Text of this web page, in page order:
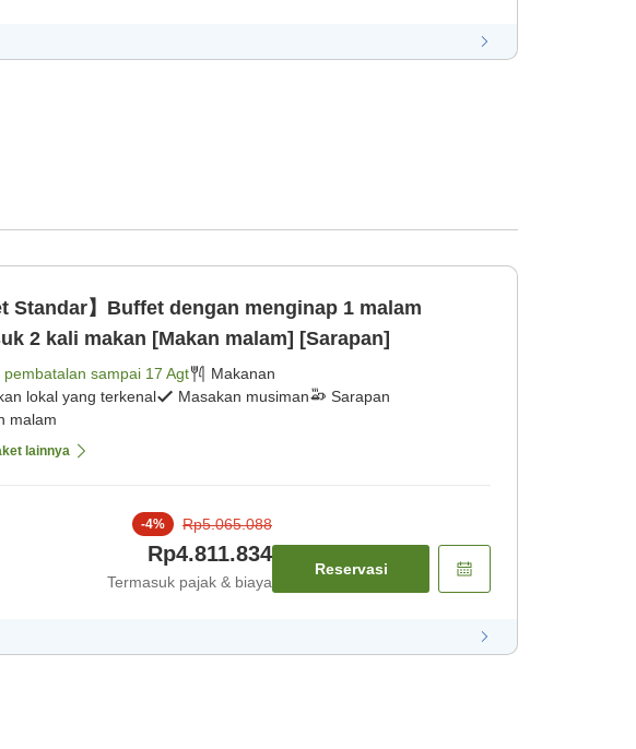
Standar】Buffet dengan menginap 1 malam
2 kali makan [Makan malam] [Sarapan]
pembatalan sampai 17 Agt
Makanan
lokal yang terkenal
Masakan musiman
Sarapan
malam
lainnya
-4% Rp5.065.088
Rp4.811.834
Termasuk pajak & biaya
Reservasi